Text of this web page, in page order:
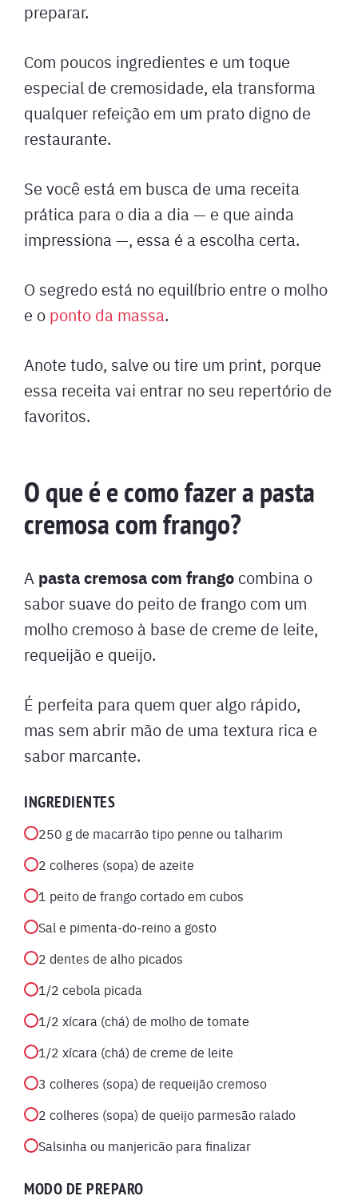
preparar.
Com poucos ingredientes e um toque
especial de cremosidade, ela transforma
qualquer refeição em um prato digno de
restaurante.
Se você está em busca de uma receita
prática para o dia a dia — e que ainda
impressiona —, essa é a escolha certa.
O segredo está no equilíbrio entre o molho
e o ponto da massa.
Anote tudo, salve ou tire um print, porque
essa receita vai entrar no seu repertório de
favoritos.
O que é e como fazer a pasta
cremosa com frango?
A pasta cremosa com frango combina o
sabor suave do peito de frango com um
molho cremoso à base de creme de leite,
requeijão e queijo.
É perfeita para quem quer algo rápido,
mas sem abrir mão de uma textura rica e
sabor marcante.
INGREDIENTES
250 g de macarrão tipo penne ou talharim
2 colheres (sopa) de azeite
1 peito de frango cortado em cubos
Sal e pimenta-do-reino a gosto
2 dentes de alho picados
1/2 cebola picada
1/2 xícara (chá) de molho de tomate
1/2 xícara (chá) de creme de leite
3 colheres (sopa) de requeijão cremoso
2 colheres (sopa) de queijo parmesão ralado
Salsinha ou manjericão para finalizar
MODO DE PREPARO